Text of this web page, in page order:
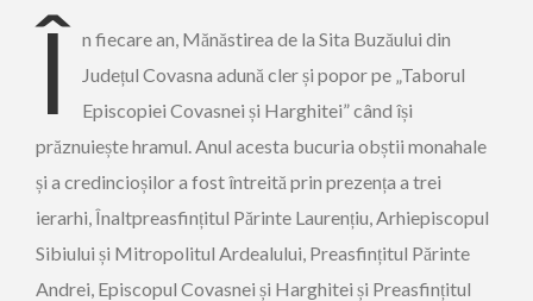
Î n fiecare an, Mănăstirea de la Sita Buzăului din
Județul Covasna adună cler și popor pe „Taborul
Episcopiei Covasnei și Harghitei” când își
prăznuiește hramul. Anul acesta bucuria obștii monahale
și a credincioșilor a fost întreită prin prezența a trei
ierarhi, Înaltpreasfințitul Părinte Laurențiu, Arhiepiscopul
Sibiului și Mitropolitul Ardealului, Preasfințitul Părinte
Andrei, Episcopul Covasnei și Harghitei și Preasfințitul